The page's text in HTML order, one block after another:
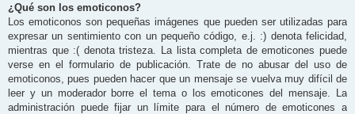
¿Qué son los emoticonos?
Los emoticonos son pequeñas imágenes que pueden ser utilizadas para
expresar un sentimiento con un pequeño código, e.j. :) denota felicidad,
mientras que :( denota tristeza. La lista completa de emoticones puede
verse en el formulario de publicación. Trate de no abusar del uso de
emoticonos, pues pueden hacer que un mensaje se vuelva muy difícil de
leer y un moderador borre el tema o los emoticones del mensaje. La
administración puede fijar un límite para el número de emoticones a